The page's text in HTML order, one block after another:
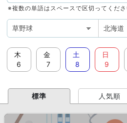
※複数の単語はスペースで区切ってくだ
木
6
金
7
土
8
日
9
標準 人気順